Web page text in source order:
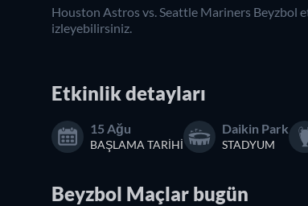
Houston Astros vs. Seattle Mariners Beyzbol
izleyebilirsiniz.
Etkinlik detayları
15 Ağu
BAŞLAMA TARIHI
Daikin Park
STADYUM
Beyzbol Maçlar bugün